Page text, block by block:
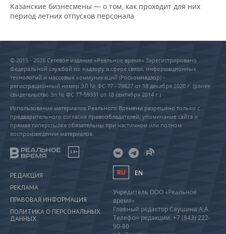
Казанские бизнесмены — о том, как проходит для них
период летних отпусков персонала
© 2015 - 2026 Сетевое издание «Реальное время» Зарегистрировано
Федеральной службой по надзору в сфере связи, информационных
технологий и массовых коммуникаций (Роскомнадзор) –
регистрационный номер ЭЛ № ФС 77 - 79627 от 18 декабря 2020 г. (ранее
свидетельство Эл № ФС 77-59331 от 18 сентября 2014 г.)
Использование материалов Реального Времени разрешено только с
предварительного согласия правообладателей, упоминание сайта и
прямая гиперссылка обязательны при частичном или полном
воспроизведении материалов.
18+
РЕДАКЦИЯ
РЕКЛАМА
ПРАВОВАЯ ИНФОРМАЦИЯ
ПОЛИТИКА О ПЕРСОНАЛЬНЫХ
ДАННЫХ
RU EN
Учредитель ООО «Реальное
время»
Главный редактор Саушина А.А.
Телефон редакции: +7 (843) 222-
90-80